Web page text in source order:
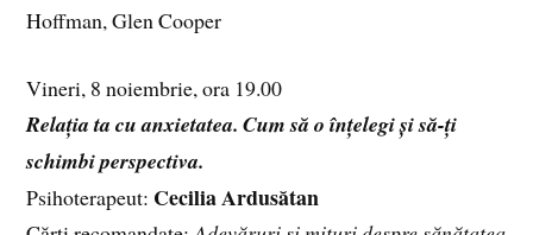
Hoffman, Glen Cooper
Vineri, 8 noiembrie, ora 19.00
Relația ta cu anxietatea. Cum să o înțelegi și să-ți
schimbi perspectiva.
Psihoterapeut: Cecilia Ardusătan